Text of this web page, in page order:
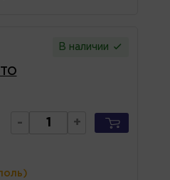
В наличии
- +